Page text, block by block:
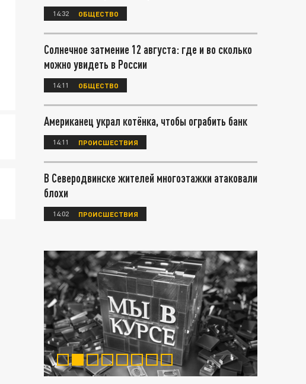
14:32 ОБЩЕСТВО
Солнечное затмение 12 августа: где и во сколько
можно увидеть в России
14:11 ОБЩЕСТВО
Американец украл котёнка, чтобы ограбить банк
14:11 ПРОИСШЕСТВИЯ
В Северодвинске жителей многоэтажки атаковали
блохи
14:02 ПРОИСШЕСТВИЯ